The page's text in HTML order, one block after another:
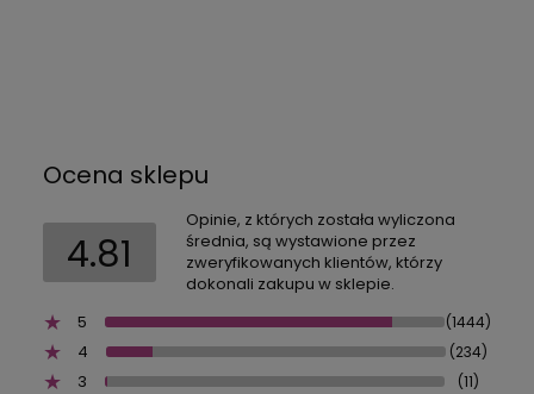
Ocena sklepu
4.81
Opinie, z których została wyliczona
średnia, są wystawione przez
zweryfikowanych klientów, którzy
dokonali zakupu w sklepie.
5
(1444)
4 (234)
3 (11)